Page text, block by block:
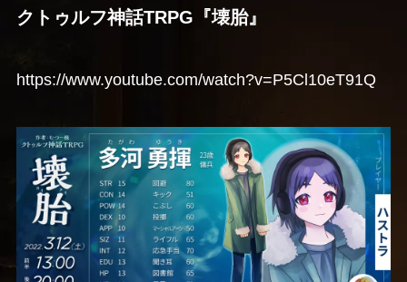
クトゥルフ神話TRPG『壊胎』
https://www.youtube.com/watch?v=P5Cl10eT91Q